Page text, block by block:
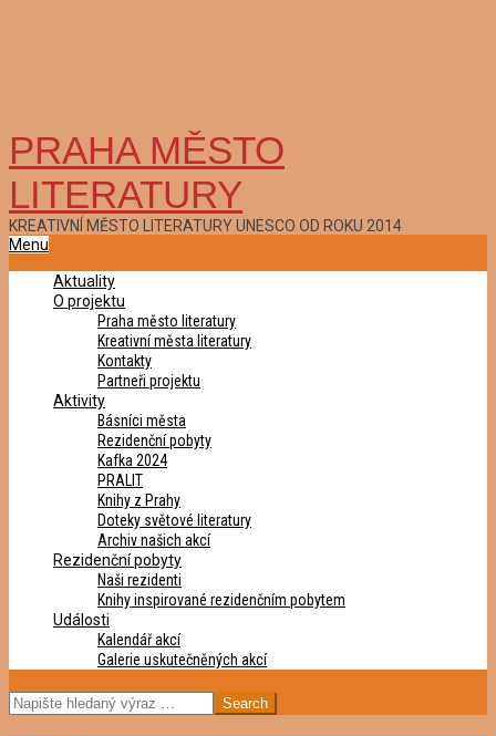
PRAHA MĚSTO
LITERATURY
KREATIVNÍ MĚSTO LITERATURY UNESCO OD ROKU 2014
Primary
Menu
Aktuality
O projektu
Praha město literatury
Kreativní města literatury
Kontakty
Partneři projektu
Aktivity
Básníci města
Rezidenční pobyty
Kafka 2024
PRALIT
Knihy z Prahy
Doteky světové literatury
Archiv našich akcí
Rezidenční pobyty
Naši rezidenti
Knihy inspirované rezidenčním pobytem
Události
Kalendář akcí
Galerie uskutečněných akcí
SEARCH